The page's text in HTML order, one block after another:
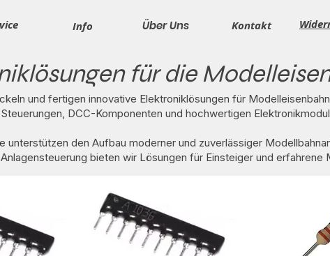
Info Über Uns Kontakt
für die
und fertigen innovative Elektroniklösungen für
DCC-Komponenten und hochwertigen
unterstützen den Aufbau moderner und zuverlässiger
bieten wir Lösungen für Einsteiger und erfahrene